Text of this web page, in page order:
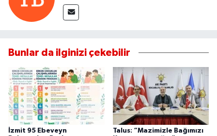
Bunlar da ilginizi çekebilir
İzmit 95 Ebeveyn
Talus: “Mazimizle Bağımızı